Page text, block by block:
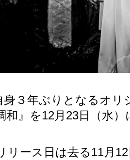
身３年ぶりとなるオリ
和』を12月23日（水
リース日は去る11月